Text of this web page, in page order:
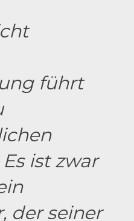
führt
ist zwar
der seiner